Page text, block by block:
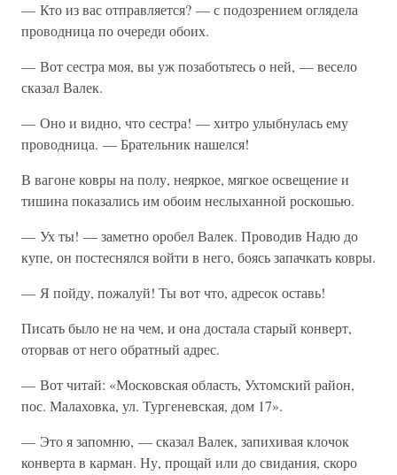
— Кто из вас отправляется? — с подозрением оглядела
проводница по очереди обоих.
— Вот сестра моя, вы уж позаботьтесь о ней, — весело
сказал Валек.
— Оно и видно, что сестра! — хитро улыбнулась ему
проводница. — Брательник нашелся!
В вагоне ковры на полу, неяркое, мягкое освещение и
тишина показались им обоим неслыханной роскошью.
— Ух ты! — заметно оробел Валек. Проводив Надю до
купе, он постеснялся войти в него, боясь запачкать ковры.
— Я пойду, пожалуй! Ты вот что, адресок оставь!
Писать было не на чем, и она достала старый конверт,
оторвав от него обратный адрес.
— Вот читай: «Московская область, Ухтомский район,
пос. Малаховка, ул. Тургеневская, дом 17».
— Это я запомню, — сказал Валек, запихивая клочок
конверта в карман. Ну, прощай или до свидания, скоро